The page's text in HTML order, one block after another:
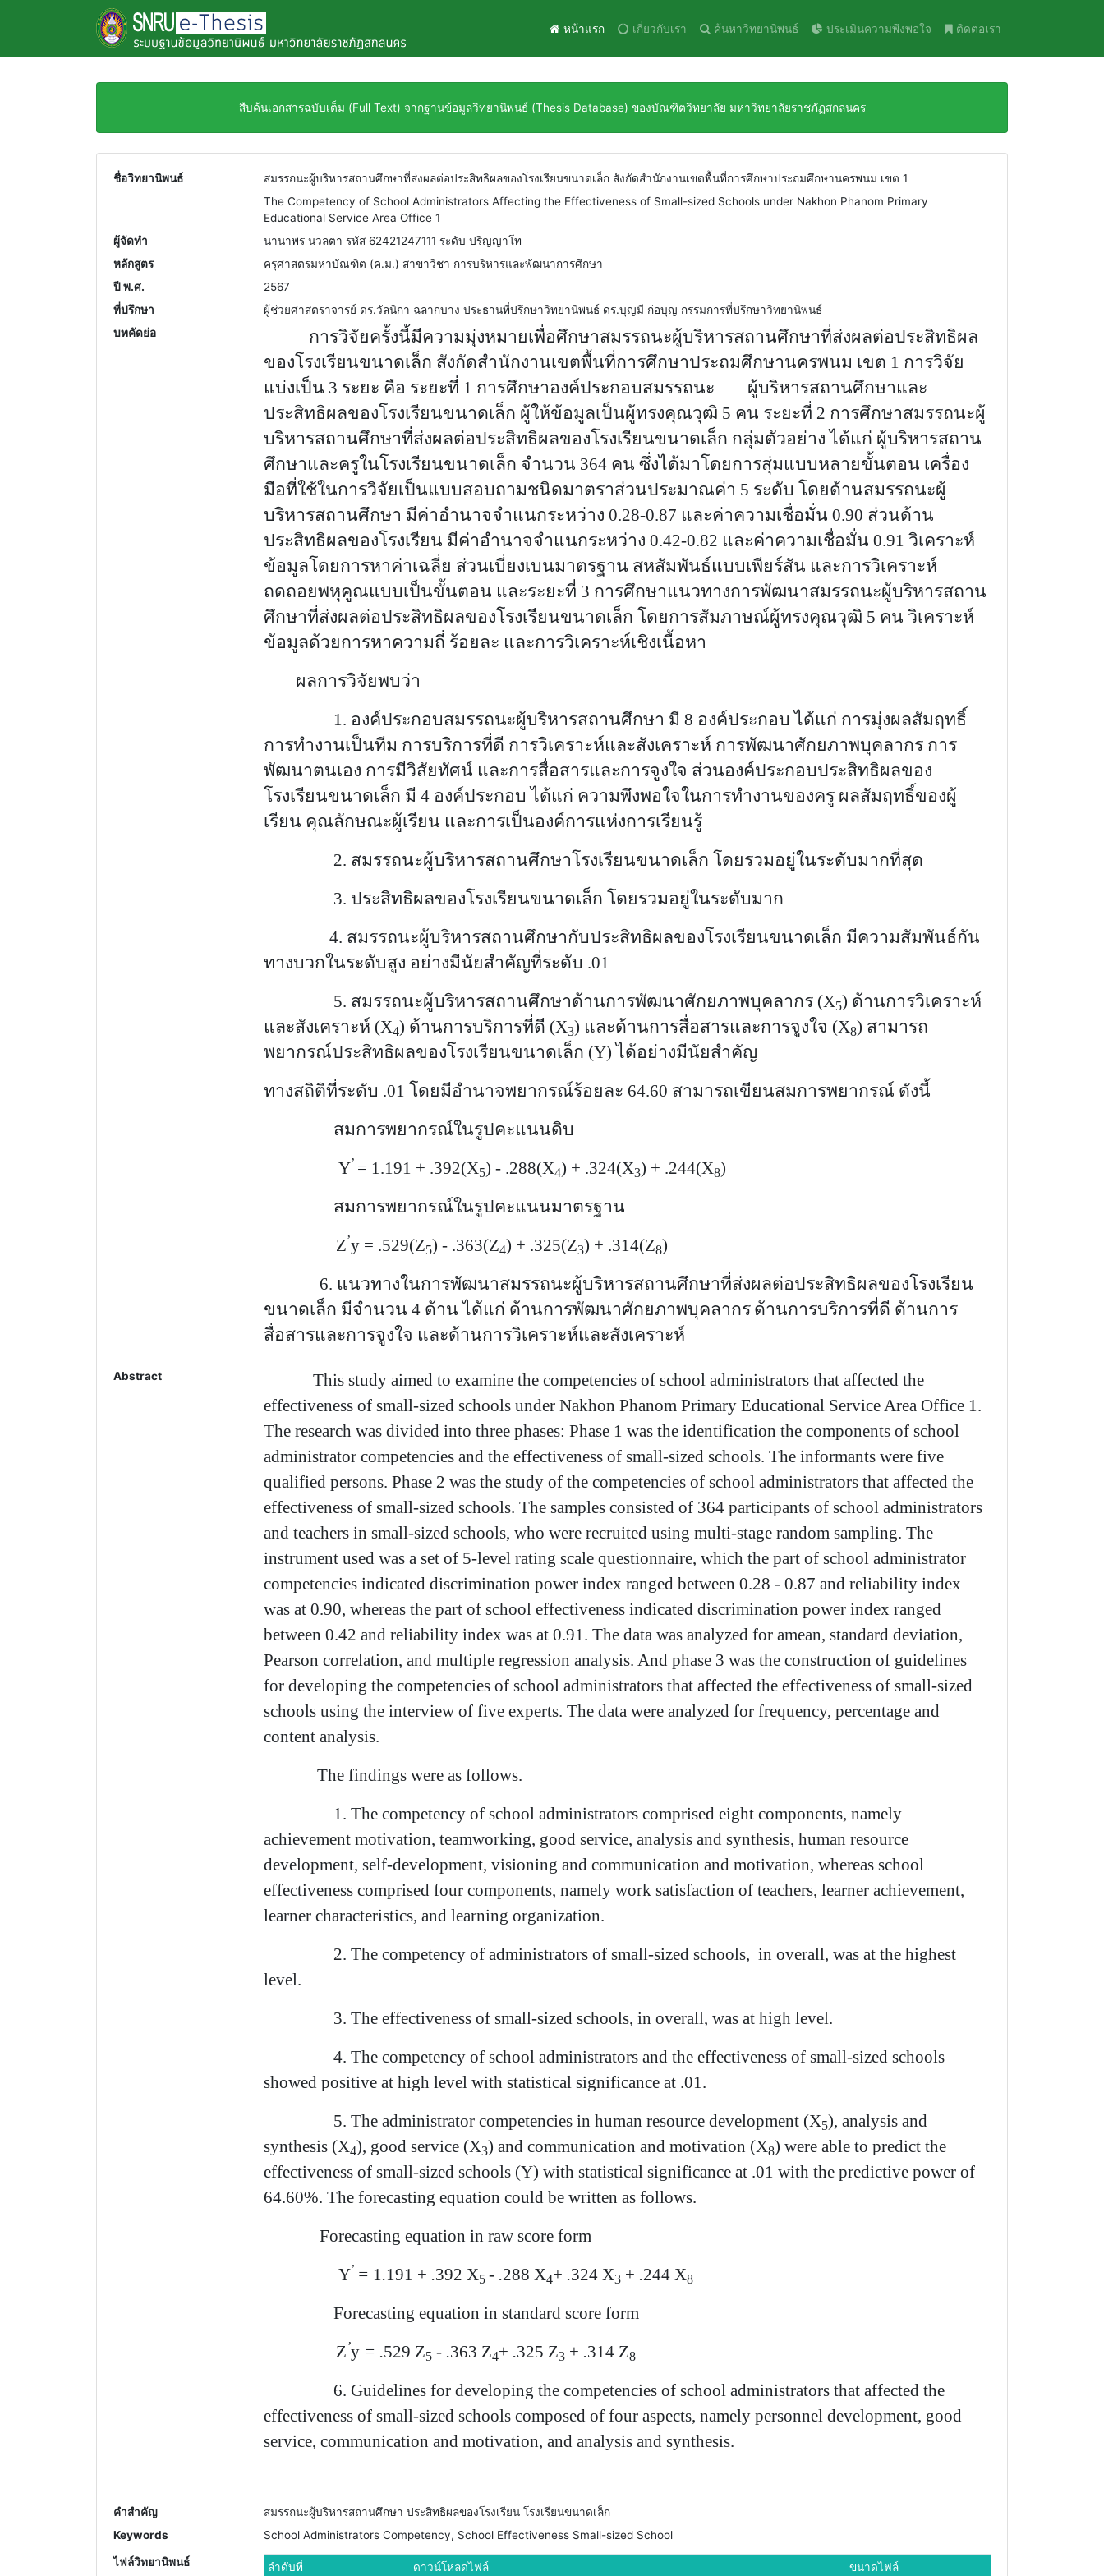
หน้าแรก เกี่ยวกับเรา ค้นหาวิทยานิพนธ์ ประเมินความพึงพอใจ ติดต่อเรา
สืบค้นเอกสารฉบับเต็ม (Full Text) จากฐานข้อมูลวิทยานิพนธ์ (Thesis Database) ของบัณฑิตวิทยาลัย มหาวิทยาลัยราชภัฏสกลนคร
ชื่อวิทยานิพนธ์
สมรรถนะผู้บริหารสถานศึกษาที่ส่งผลต่อประสิทธิผลของโรงเรียนขนาดเล็ก สังกัดสำนักงานเขตพื้นที่การศึกษาประถมศึกษานครพนม เขต 1
The Competency of School Administrators Affecting the Effectiveness of Small-sized Schools under Nakhon Phanom Primary
Educational Service Area Office 1
ผู้จัดทำ
นานาพร นวลตา รหัส 62421247111 ระดับ ปริญญาโท
หลักสูตร
ครุศาสตรมหาบัณฑิต (ค.ม.) สาขาวิชา การบริหารและพัฒนาการศึกษา
ปี พ.ศ.
2567
ที่ปรึกษา
ผู้ช่วยศาสตราจารย์ ดร.วัลนิกา ฉลากบาง ประธานที่ปรึกษาวิทยานิพนธ์ ดร.บุญมี ก่อบุญ กรรมการที่ปรึกษาวิทยานิพนธ์
บทคัดย่อ
การวิจัยครั้งนี้มีความมุ่งหมายเพื่อศึกษาสมรรถนะผู้บริหารสถานศึกษาที่ส่งผลต่อประสิทธิผล
ของโรงเรียนขนาดเล็ก สังกัดสำนักงานเขตพื้นที่การศึกษาประถมศึกษานครพนม เขต 1 การวิจัย
แบ่งเป็น 3 ระยะ คือ ระยะที่ 1 การศึกษาองค์ประกอบสมรรถนะ ผู้บริหารสถานศึกษาและ
ประสิทธิผลของโรงเรียนขนาดเล็ก ผู้ให้ข้อมูลเป็นผู้ทรงคุณวุฒิ 5 คน ระยะที่ 2 การศึกษาสมรรถนะผู้
บริหารสถานศึกษาที่ส่งผลต่อประสิทธิผลของโรงเรียนขนาดเล็ก กลุ่มตัวอย่าง ได้แก่ ผู้บริหารสถาน
ศึกษาและครูในโรงเรียนขนาดเล็ก จำนวน 364 คน ซึ่งได้มาโดยการสุ่มแบบหลายขั้นตอน เครื่อง
มือที่ใช้ในการวิจัยเป็นแบบสอบถามชนิดมาตราส่วนประมาณค่า 5 ระดับ โดยด้านสมรรถนะผู้
บริหารสถานศึกษา มีค่าอำนาจจำแนกระหว่าง 0.28-0.87 และค่าความเชื่อมั่น 0.90 ส่วนด้าน
ประสิทธิผลของโรงเรียน มีค่าอำนาจจำแนกระหว่าง 0.42-0.82 และค่าความเชื่อมั่น 0.91 วิเคราะห์
ข้อมูลโดยการหาค่าเฉลี่ย ส่วนเบี่ยงเบนมาตรฐาน สหสัมพันธ์แบบเพียร์สัน และการวิเคราะห์
ถดถอยพหุคูณแบบเป็นขั้นตอน และระยะที่ 3 การศึกษาแนวทางการพัฒนาสมรรถนะผู้บริหารสถาน
ศึกษาที่ส่งผลต่อประสิทธิผลของโรงเรียนขนาดเล็ก โดยการสัมภาษณ์ผู้ทรงคุณวุฒิ 5 คน วิเคราะห์
ข้อมูลด้วยการหาความถี่ ร้อยละ และการวิเคราะห์เชิงเนื้อหา
ผลการวิจัยพบว่า
1. องค์ประกอบสมรรถนะผู้บริหารสถานศึกษา มี 8 องค์ประกอบ ได้แก่ การมุ่งผลสัมฤทธิ์
การทำงานเป็นทีม การบริการที่ดี การวิเคราะห์และสังเคราะห์ การพัฒนาศักยภาพบุคลากร การ
พัฒนาตนเอง การมีวิสัยทัศน์ และการสื่อสารและการจูงใจ ส่วนองค์ประกอบประสิทธิผลของ
โรงเรียนขนาดเล็ก มี 4 องค์ประกอบ ได้แก่ ความพึงพอใจในการทำงานของครู ผลสัมฤทธิ์ของผู้
เรียน คุณลักษณะผู้เรียน และการเป็นองค์การแห่งการเรียนรู้
2. สมรรถนะผู้บริหารสถานศึกษาโรงเรียนขนาดเล็ก โดยรวมอยู่ในระดับมากที่สุด
3. ประสิทธิผลของโรงเรียนขนาดเล็ก โดยรวมอยู่ในระดับมาก
4. สมรรถนะผู้บริหารสถานศึกษากับประสิทธิผลของโรงเรียนขนาดเล็ก มีความสัมพันธ์กัน
ทางบวกในระดับสูง อย่างมีนัยสำคัญที่ระดับ .01
5. สมรรถนะผู้บริหารสถานศึกษาด้านการพัฒนาศักยภาพบุคลากร (X5) ด้านการวิเคราะห์
และสังเคราะห์ (X4) ด้านการบริการที่ดี (X3) และด้านการสื่อสารและการจูงใจ (X8) สามารถ
พยากรณ์ประสิทธิผลของโรงเรียนขนาดเล็ก (Y) ได้อย่างมีนัยสำคัญ
ทางสถิติที่ระดับ .01 โดยมีอำนาจพยากรณ์ร้อยละ 64.60 สามารถเขียนสมการพยากรณ์ ดังนี้
สมการพยากรณ์ในรูปคะแนนดิบ
Y’ = 1.191 + .392(X5) - .288(X4) + .324(X3) + .244(X8)
สมการพยากรณ์ในรูปคะแนนมาตรฐาน
Z’y = .529(Z5) - .363(Z4) + .325(Z3) + .314(Z8)
6. แนวทางในการพัฒนาสมรรถนะผู้บริหารสถานศึกษาที่ส่งผลต่อประสิทธิผลของโรงเรียน
ขนาดเล็ก มีจำนวน 4 ด้าน ได้แก่ ด้านการพัฒนาศักยภาพบุคลากร ด้านการบริการที่ดี ด้านการ
สื่อสารและการจูงใจ และด้านการวิเคราะห์และสังเคราะห์
Abstract
This study aimed to examine the competencies of school administrators that affected the
effectiveness of small-sized schools under Nakhon Phanom Primary Educational Service Area Office 1.
The research was divided into three phases: Phase 1 was the identification the components of school
administrator competencies and the effectiveness of small-sized schools. The informants were five
qualified persons. Phase 2 was the study of the competencies of school administrators that affected the
effectiveness of small-sized schools. The samples consisted of 364 participants of school administrators
and teachers in small-sized schools, who were recruited using multi-stage random sampling. The
instrument used was a set of 5-level rating scale questionnaire, which the part of school administrator
competencies indicated discrimination power index ranged between 0.28 - 0.87 and reliability index
was at 0.90, whereas the part of school effectiveness indicated discrimination power index ranged
between 0.42 and reliability index was at 0.91. The data was analyzed for amean, standard deviation,
Pearson correlation, and multiple regression analysis. And phase 3 was the construction of guidelines
for developing the competencies of school administrators that affected the effectiveness of small-sized
schools using the interview of five experts. The data were analyzed for frequency, percentage and
content analysis.
The findings were as follows.
1. The competency of school administrators comprised eight components, namely
achievement motivation, teamworking, good service, analysis and synthesis, human resource
development, self-development, visioning and communication and motivation, whereas school
effectiveness comprised four components, namely work satisfaction of teachers, learner achievement,
learner characteristics, and learning organization.
2. The competency of administrators of small-sized schools, in overall, was at the highest
level.
3. The effectiveness of small-sized schools, in overall, was at high level.
4. The competency of school administrators and the effectiveness of small-sized schools
showed positive at high level with statistical significance at .01.
5. The administrator competencies in human resource development (X5), analysis and
synthesis (X4), good service (X3) and communication and motivation (X8) were able to predict the
effectiveness of small-sized schools (Y) with statistical significance at .01 with the predictive power of
64.60%. The forecasting equation could be written as follows.
Forecasting equation in raw score form
Y’ = 1.191 + .392 X5 - .288 X4+ .324 X3 + .244 X8
Forecasting equation in standard score form
Z’y = .529 Z5 - .363 Z4+ .325 Z3 + .314 Z8
6. Guidelines for developing the competencies of school administrators that affected the
effectiveness of small-sized schools composed of four aspects, namely personnel development, good
service, communication and motivation, and analysis and synthesis.
คำสำคัญ
สมรรถนะผู้บริหารสถานศึกษา ประสิทธิผลของโรงเรียน โรงเรียนขนาดเล็ก
Keywords
School Administrators Competency, School Effectiveness Small-sized School
ไฟล์วิทยานิพนธ์ ลำดับที่ ดาวน์โหลดไฟล์ ขนาดไฟล์